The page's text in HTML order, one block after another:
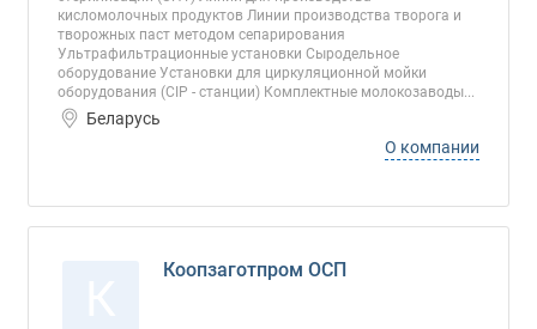
кисломолочных продуктов Линии производства творога и
творожных паст методом сепарирования
Ультрафильтрационные установки Сыродельное
оборудование Установки для циркуляционной мойки
оборудования (CIP - станции) Комплектные молокозаводы...
Беларусь
О компании
Коопзаготпром ОСП